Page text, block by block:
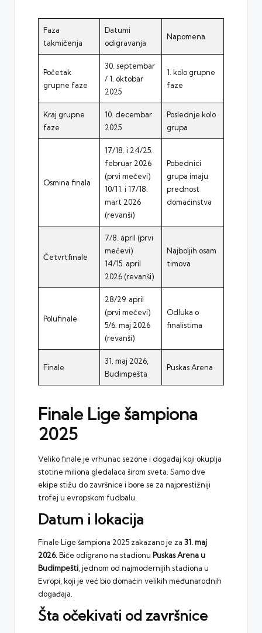
Faza
takmičenja
Datumi
odigravanja
Napomena
Početak
grupne faze
30. septembar
/ 1. oktobar
2025
1. kolo grupne
faze
Kraj grupne
faze
10. decembar
2025
Poslednje kolo
grupa
Osmina finala
17/18. i 24/25.
februar 2026
(prvi mečevi)
10/11. i 17/18.
mart 2026
(revanši)
Pobednici
grupa imaju
prednost
domaćinstva
Četvrtfinale
7/8. april (prvi
mečevi)
14/15. april
2026 (revanši)
Najboljih osam
timova
Polufinale
28/29. april
(prvi mečevi)
5/6. maj 2026
(revanši)
Odluka o
finalistima
Finale
31. maj 2026,
Budimpešta
Puskas Arena
Finale Lige šampiona
2025
Veliko finale je vrhunac sezone i događaj koji okuplja
stotine miliona gledalaca širom sveta. Samo dve
ekipe stižu do završnice i bore se za najprestižniji
trofej u evropskom fudbalu.
Datum i lokacija
Finale Lige šampiona 2025 zakazano je za 31. maj
2026.Biće odigrano na stadionu Puskas Arena u
Budimpešti, jednom od najmodernijih stadiona u
Evropi, koji je već bio domaćin velikih međunarodnih
događaja.
Šta očekivati od završnice